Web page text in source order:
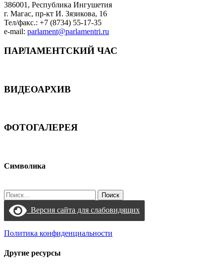
386001, Республика Ингушетия
г. Магас, пр-кт И. Зязикова, 16
Тел/факс.: +7 (8734) 55-17-35
e-mail: parlament@parlamentri.ru
ПАРЛАМЕНТСКИЙ ЧАС
ВИДЕОАРХИВ
ФОТОГАЛЕРЕЯ
Символика
Найти:
Версия сайта для слабовидящих
Политика конфиденциальности
Другие ресурсы